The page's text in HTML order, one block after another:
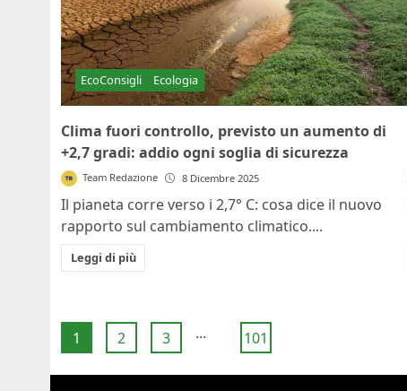
EcoConsigli Ecologia
Clima fuori controllo, previsto un aumento di
+2,7 gradi: addio ogni soglia di sicurezza
Team Redazione 8 Dicembre 2025
Il pianeta corre verso i 2,7° C: cosa dice il nuovo
rapporto sul cambiamento climatico....
Leggi di più
1 2 3 ... 101